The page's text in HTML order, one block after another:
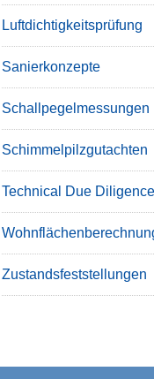
Luftdichtigkeitsprüfung
Sanierkonzepte
Schallpegelmessungen
Schimmelpilzgutachten
Technical Due Diligence
Zustandsfeststellungen